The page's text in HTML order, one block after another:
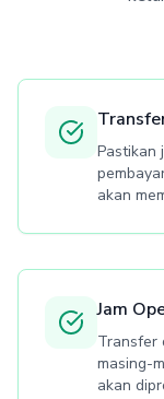
Pastikan
akan
Jam
Transfer
masing-
akan